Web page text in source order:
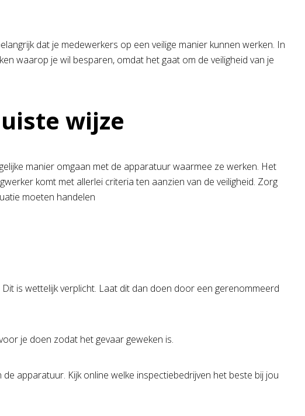
dat je medewerkers op een veilige manier kunnen werken. In
waarop je wil besparen, omdat het gaat om de veiligheid van je
wijze
manier omgaan met de apparatuur waarmee ze werken. Het
komt met allerlei criteria ten aanzien van de veiligheid. Zorg
moeten handelen
is wettelijk verplicht. Laat dit dan doen door een gerenommeerd
je doen zodat het gevaar geweken is.
apparatuur. Kijk online welke inspectiebedrijven het beste bij jou